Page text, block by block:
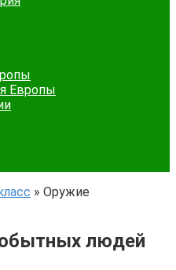
Европы
» Оружие
людей